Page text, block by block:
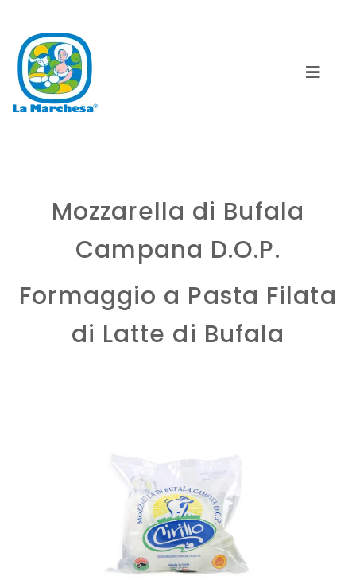
Mozzarella di Bufala
Campana D.O.P.
Formaggio a Pasta Filata
di Latte di Bufala